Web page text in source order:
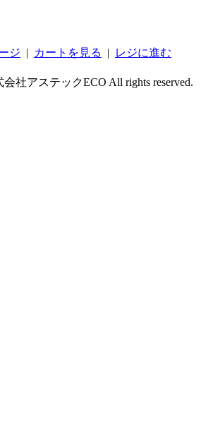
ジ | カートを見る | レジに進む
社アステックECO All rights reserved.